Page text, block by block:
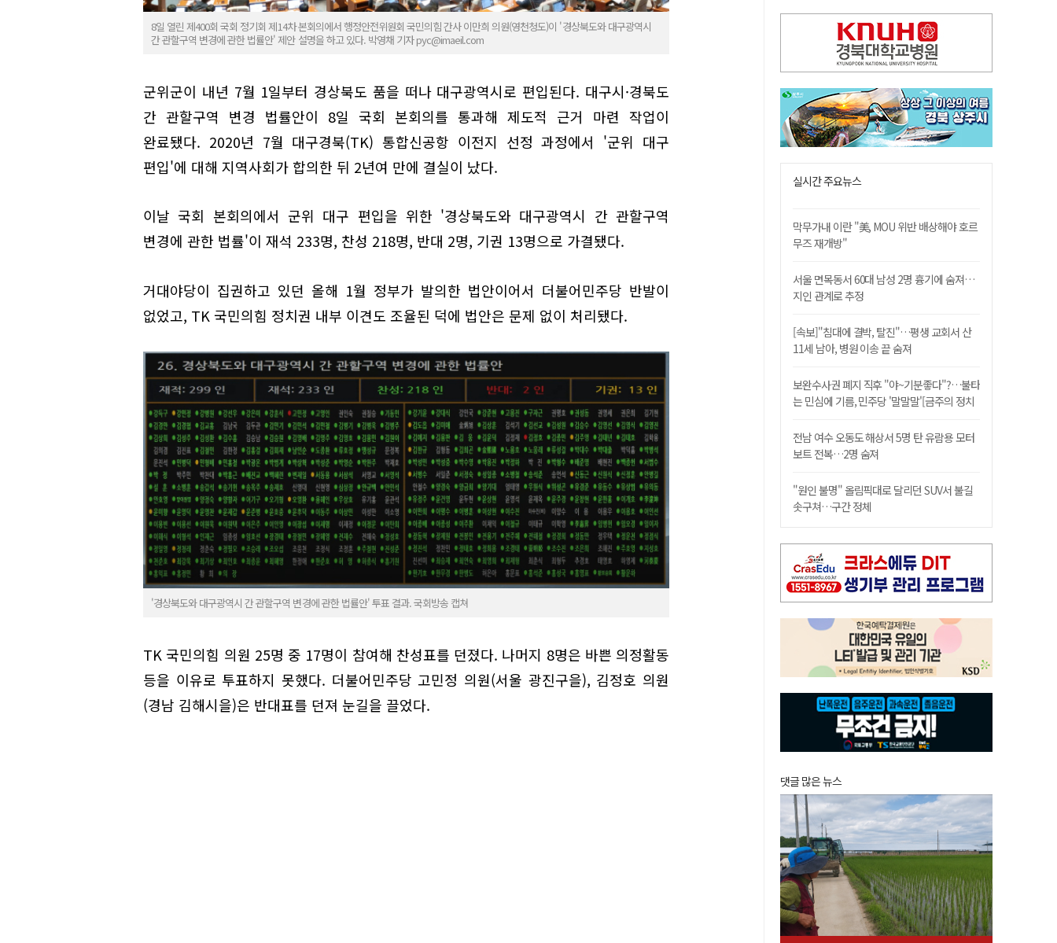
8일 열린 제400회 국회 정기회 제14차 본회의에서 행정안전위원회 국민의힘 간사 이만희 의원(영천청도)이 '경상북도와 대구광역시
간 관할구역 변경에 관한 법률안' 제안 설명을 하고 있다. 박영채 기자 pyc@imaeil.com
군위군이 내년 7월 1일부터 경상북도 품을 떠나 대구광역시로 편입된다. 대구시·경북도
간 관할구역 변경 법률안이 8일 국회 본회의를 통과해 제도적 근거 마련 작업이
완료됐다. 2020년 7월 대구경북(TK) 통합신공항 이전지 선정 과정에서 '군위 대구
편입'에 대해 지역사회가 합의한 뒤 2년여 만에 결실이 났다.
이날 국회 본회의에서 군위 대구 편입을 위한 '경상북도와 대구광역시 간 관할구역
변경에 관한 법률'이 재석 233명, 찬성 218명, 반대 2명, 기권 13명으로 가결됐다.
거대야당이 집권하고 있던 올해 1월 정부가 발의한 법안이어서 더불어민주당 반발이
없었고, TK 국민의힘 정치권 내부 이견도 조율된 덕에 법안은 문제 없이 처리됐다.
'경상북도와 대구광역시 간 관할구역 변경에 관한 법률안' 투표 결과. 국회방송 캡쳐
TK 국민의힘 의원 25명 중 17명이 참여해 찬성표를 던졌다. 나머지 8명은 바쁜 의정활동
등을 이유로 투표하지 못했다. 더불어민주당 고민정 의원(서울 광진구을), 김정호 의원
(경남 김해시을)은 반대표를 던져 눈길을 끌었다.
실시간 주요뉴스
막무가내 이란 "美, MOU 위반 배상해야 호르
무즈 재개방"
서울 면목동서 60대 남성 2명 흉기에 숨져…
지인 관계로 추정
[속보]"침대에 결박, 탈진"…평생 교회서 산
11세 남아, 병원 이송 끝 숨져
보완수사권 폐지 직후 "야~기분좋다"?…불타
는 민심에 기름, 민주당 '말말말'[금주의 정치
전남 여수 오동도 해상서 5명 탄 유람용 모터
보트 전복…2명 숨져
"원인 불명" 올림픽대로 달리던 SUV서 불길
솟구쳐…구간 정체
댓글 많은 뉴스